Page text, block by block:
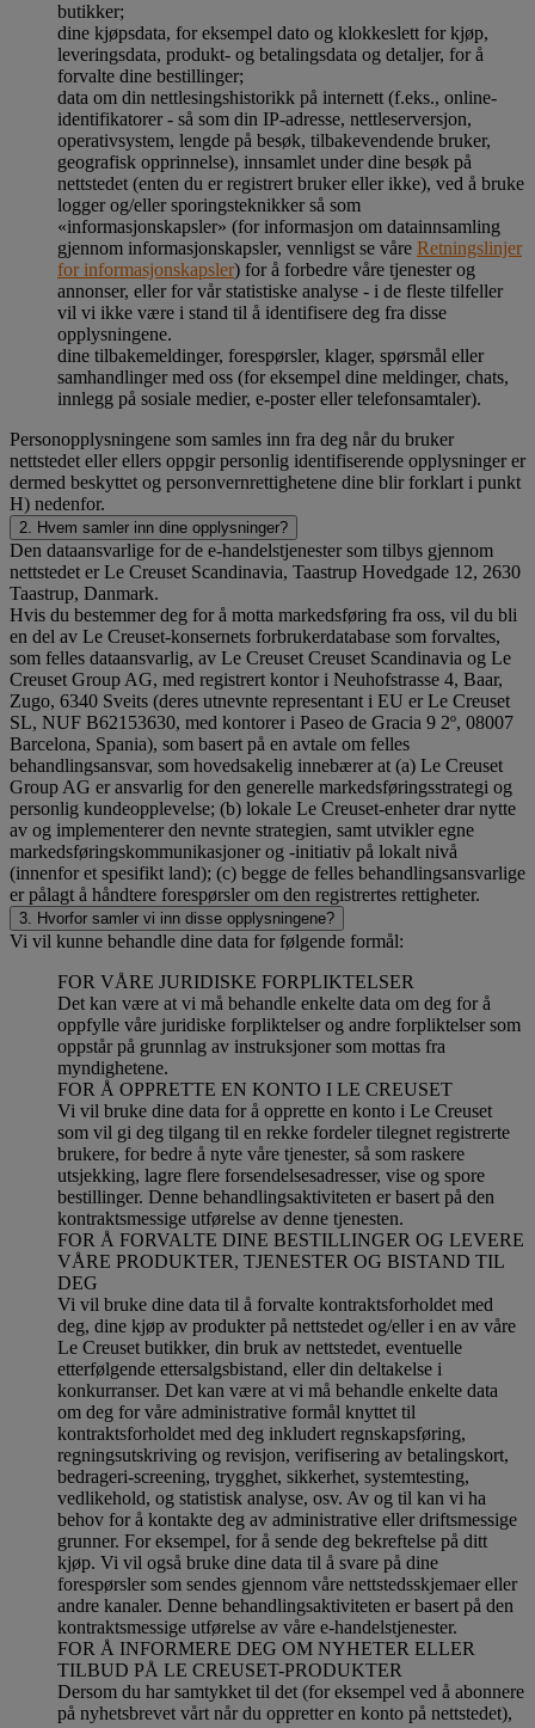
butikker;
dine kjøpsdata, for eksempel dato og klokkeslett for kjøp,
leveringsdata, produkt- og betalingsdata og detaljer, for å
forvalte dine bestillinger;
data om din nettlesingshistorikk på internett (f.eks., online-
identifikatorer - så som din IP-adresse, nettleserversjon,
operativsystem, lengde på besøk, tilbakevendende bruker,
geografisk opprinnelse), innsamlet under dine besøk på
nettstedet (enten du er registrert bruker eller ikke), ved å bruke
logger og/eller sporingsteknikker så som
«informasjonskapsler» (for informasjon om datainnsamling
gjennom informasjonskapsler, vennligst se våre Retningslinjer
for informasjonskapsler) for å forbedre våre tjenester og
annonser, eller for vår statistiske analyse - i de fleste tilfeller
vil vi ikke være i stand til å identifisere deg fra disse
opplysningene.
dine tilbakemeldinger, forespørsler, klager, spørsmål eller
samhandlinger med oss (for eksempel dine meldinger, chats,
innlegg på sosiale medier, e-poster eller telefonsamtaler).
Personopplysningene som samles inn fra deg når du bruker
nettstedet eller ellers oppgir personlig identifiserende opplysninger er
dermed beskyttet og personvernrettighetene dine blir forklart i punkt
H) nedenfor.
2. Hvem samler inn dine opplysninger?
Den dataansvarlige for de e-handelstjenester som tilbys gjennom
nettstedet er Le Creuset Scandinavia, Taastrup Hovedgade 12, 2630
Taastrup, Danmark.
Hvis du bestemmer deg for å motta markedsføring fra oss, vil du bli
en del av Le Creuset-konsernets forbrukerdatabase som forvaltes,
som felles dataansvarlig, av Le Creuset Creuset Scandinavia og Le
Creuset Group AG, med registrert kontor i Neuhofstrasse 4, Baar,
Zugo, 6340 Sveits (deres utnevnte representant i EU er Le Creuset
SL, NUF B62153630, med kontorer i Paseo de Gracia 9 2º, 08007
Barcelona, Spania), som basert på en avtale om felles
behandlingsansvar, som hovedsakelig innebærer at (a) Le Creuset
Group AG er ansvarlig for den generelle markedsføringsstrategi og
personlig kundeopplevelse; (b) lokale Le Creuset-enheter drar nytte
av og implementerer den nevnte strategien, samt utvikler egne
markedsføringskommunikasjoner og -initiativ på lokalt nivå
(innenfor et spesifikt land); (c) begge de felles behandlingsansvarlige
er pålagt å håndtere forespørsler om den registrertes rettigheter.
3. Hvorfor samler vi inn disse opplysningene?
Vi vil kunne behandle dine data for følgende formål:
FOR VÅRE JURIDISKE FORPLIKTELSER
Det kan være at vi må behandle enkelte data om deg for å
oppfylle våre juridiske forpliktelser og andre forpliktelser som
oppstår på grunnlag av instruksjoner som mottas fra
myndighetene.
FOR Å OPPRETTE EN KONTO I LE CREUSET
Vi vil bruke dine data for å opprette en konto i Le Creuset
som vil gi deg tilgang til en rekke fordeler tilegnet registrerte
brukere, for bedre å nyte våre tjenester, så som raskere
utsjekking, lagre flere forsendelsesadresser, vise og spore
bestillinger. Denne behandlingsaktiviteten er basert på den
kontraktsmessige utførelse av denne tjenesten.
FOR Å FORVALTE DINE BESTILLINGER OG LEVERE
VÅRE PRODUKTER, TJENESTER OG BISTAND TIL
DEG
Vi vil bruke dine data til å forvalte kontraktsforholdet med
deg, dine kjøp av produkter på nettstedet og/eller i en av våre
Le Creuset butikker, din bruk av nettstedet, eventuelle
etterfølgende ettersalgsbistand, eller din deltakelse i
konkurranser. Det kan være at vi må behandle enkelte data
om deg for våre administrative formål knyttet til
kontraktsforholdet med deg inkludert regnskapsføring,
regningsutskriving og revisjon, verifisering av betalingskort,
bedrageri-screening, trygghet, sikkerhet, systemtesting,
vedlikehold, og statistisk analyse, osv. Av og til kan vi ha
behov for å kontakte deg av administrative eller driftsmessige
grunner. For eksempel, for å sende deg bekreftelse på ditt
kjøp. Vi vil også bruke dine data til å svare på dine
forespørsler som sendes gjennom våre nettstedsskjemaer eller
andre kanaler. Denne behandlingsaktiviteten er basert på den
kontraktsmessige utførelse av våre e-handelstjenester.
FOR Å INFORMERE DEG OM NYHETER ELLER
TILBUD PÅ LE CREUSET-PRODUKTER
Dersom du har samtykket til det (for eksempel ved å abonnere
på nyhetsbrevet vårt når du oppretter en konto på nettstedet),